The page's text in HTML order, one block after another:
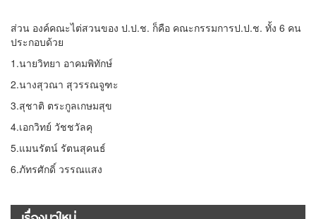
ส่วน องค์คณะไต่สวนของ ป.ป.ช. ก็คือ คณะกรรมการป.ป.ช. ทั้ง 6 คน
ประกอบด้วย
1.นายวิทยา อาคมพิทักษ์
2.นางสุวณา สุวรรณจูฑะ
3.สุชาติ ตระกูลเกษมสุข
4.เอกวิทย์ วัชชวัลคุ
5.แมนรัตน์ รัตนสุคนธ์
6.ภัทรศักดิ์ วรรณแสง